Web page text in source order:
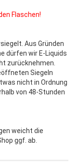
Flaschen!
Aus Gründen
dürfen wir E-Liquids
zurücknehmen.
Siegeln
nicht in Ordnung
von 48-Stunden
weicht die
ggf. ab.